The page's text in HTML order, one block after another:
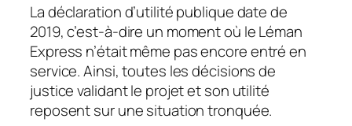
La déclaration d’utilité publique date de
2019, c’est-à-dire un moment où le Léman
Express n’était même pas encore entré en
service. Ainsi, toutes les décisions de
justice validant le projet et son utilité
reposent sur une situation tronquée.